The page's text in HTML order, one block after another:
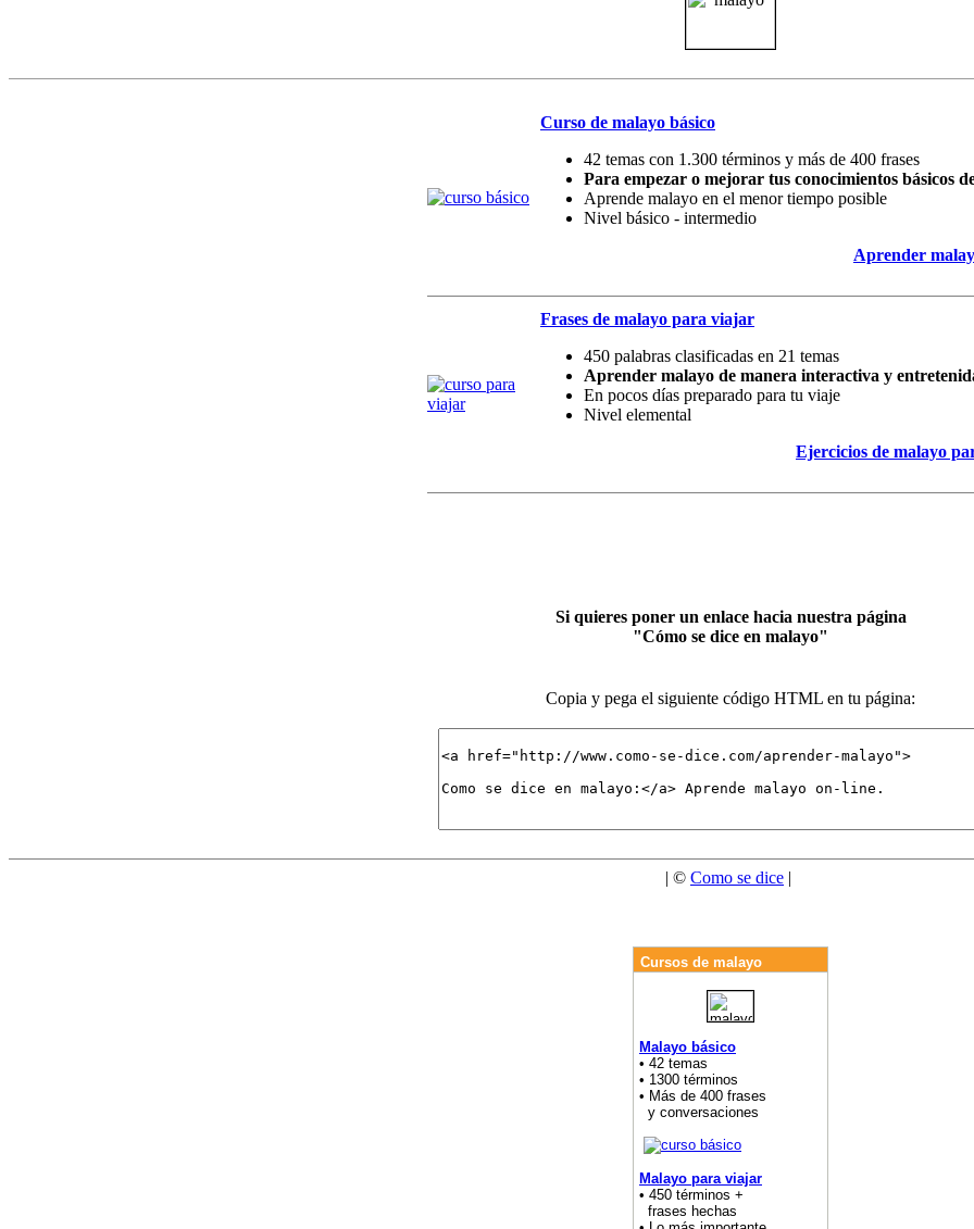
Curso de malayo básico
42 temas con 1.300 términos y más de 400 frases
Para empezar o mejorar tus conocimientos básicos
Aprende malayo en el menor tiempo posible
Nivel básico - intermedio
Aprender
Frases de malayo para viajar
450 palabras clasificadas en 21 temas
Aprender malayo de manera interactiva y
En pocos días preparado para tu viaje
Nivel elemental
Ejercicios de malayo
Si quieres poner un enlace hacia nuestra página
"Cómo se dice en malayo"
Copia y pega el siguiente código HTML en tu página:
| © Como se dice |
Cursos de malayo
Malayo básico
• 42 temas
• 1300 términos
• Más de 400 frases
y conversaciones
Malayo para viajar
• 450 términos +
frases hechas